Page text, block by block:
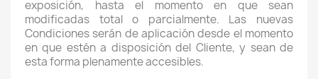
exposición, hasta el momento en que sean
modificadas total o parcialmente. Las nuevas
Condiciones serán de aplicación desde el momento
en que estén a disposición del Cliente, y sean de
esta forma plenamente accesibles.